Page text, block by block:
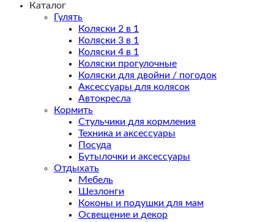
Каталог
Гулять
Коляски 2 в 1
Коляски 3 в 1
Коляски 4 в 1
Коляски прогулочные
Коляски для двойни / погодок
Аксессуары для колясок
Автокресла
Кормить
Стульчики для кормления
Техника и аксессуары
Посуда
Бутылочки и аксессуары
Отдыхать
Мебель
Шезлонги
Коконы и подушки для мам
Освещение и декор